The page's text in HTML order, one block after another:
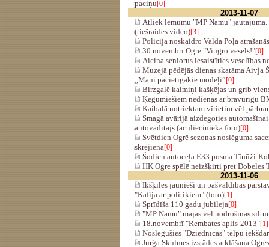
paciņu[0]
2013-11-07
Atliek lēmumu "MP Namu" jautājumā.
(tiešraides video)[3]
Policija noskaidro Valda Poļa
30.novembrī Ogrē "Vingro vesels!"[0]
Aicina seniorus iesaistīties veselības
Muzejā pēdējās dienas skatāma Aivja
„Mani pacietīgākie modeļi”[0]
Birzgalē kaimiņi kašķējas un grib
Ķegumiešiem nedienas ar bravūrīgu
Kaibalā notriektam vīrietim vēl
Smagā avārijā aizdegoties
autovadītājs (aculiecinieka foto)[0]
Svētdien Ogrē sezonas noslēguma
skrējienā[0]
Šodien autoceļa E33 posma Tīnūži-
HK Ogre spēlē neizšķirti pret Dobeles
2013-11-06
Ikšķiles jaunieši un pašvaldības
"Kafija ar politiķiem" (foto)[1]
Sprīdīša 110 gadu jubileja[0]
"MP Namu" majās vēl nodrošinās
18.novembrī "Rembates aplis-2013"[1]
Noslēgušies "Dziednīcas" telpu
Jurģa Skulmes izstādes atklāšana